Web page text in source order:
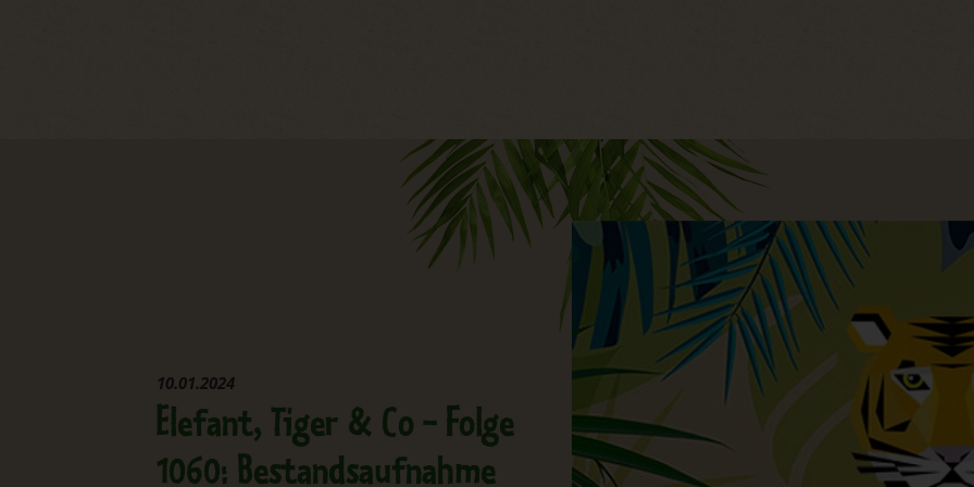
10.01.2024
Elefant, Tiger & Co - Folge
1060: Bestandsaufnahme